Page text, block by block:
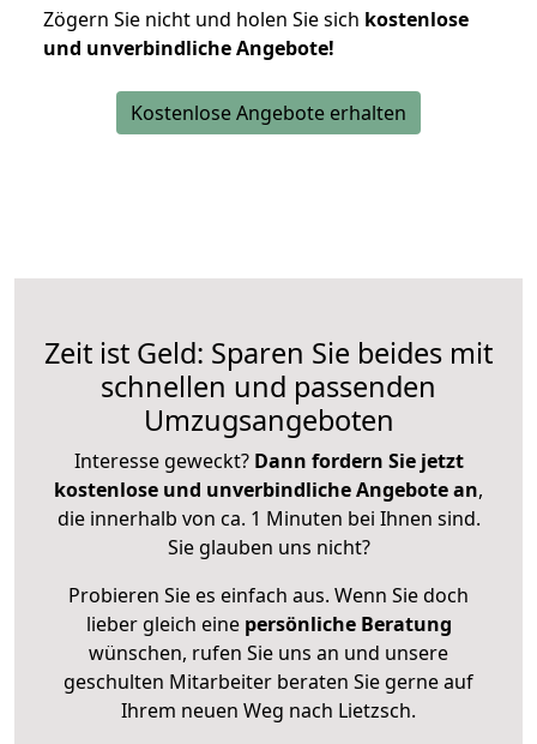
Zögern Sie nicht und holen Sie sich kostenlose
und unverbindliche Angebote!
Kostenlose Angebote erhalten
Zeit ist Geld: Sparen Sie beides mit
schnellen und passenden
Umzugsangeboten
Interesse geweckt? Dann fordern Sie jetzt
kostenlose und unverbindliche Angebote an,
die innerhalb von ca. 1 Minuten bei Ihnen sind.
Sie glauben uns nicht?
Probieren Sie es einfach aus. Wenn Sie doch
lieber gleich eine persönliche Beratung
wünschen, rufen Sie uns an und unsere
geschulten Mitarbeiter beraten Sie gerne auf
Ihrem neuen Weg nach Lietzsch.